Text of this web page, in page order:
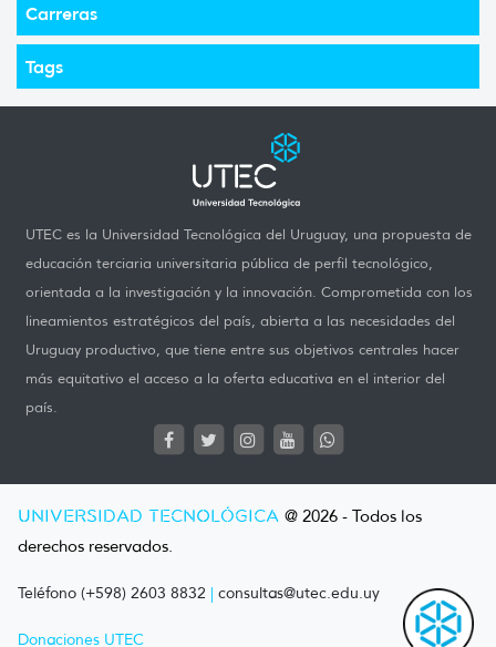
Carreras
Tags
UTEC es la Universidad Tecnológica del Uruguay, una propuesta de
educación terciaria universitaria pública de perfil tecnológico,
orientada a la investigación y la innovación. Comprometida con los
lineamientos estratégicos del país, abierta a las necesidades del
Uruguay productivo, que tiene entre sus objetivos centrales hacer
más equitativo el acceso a la oferta educativa en el interior del
país.
UNIVERSIDAD TECNOLÓGICA @ 2026 - Todos los
derechos reservados.
Teléfono (+598) 2603 8832 | consultas@utec.edu.uy
Donaciones UTEC